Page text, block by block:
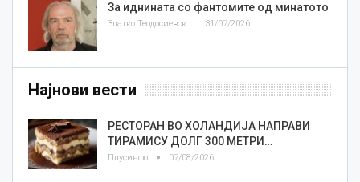
За иднината со фантомите од минатото
Златко Теодосиевски 31/07/2026
Најнови вести
РЕСТОРАН ВО ХОЛАНДИЈА НАПРАВИ
ТИРАМИСУ ДОЛГ 300 МЕТРИ…
Плусинфо 07/08/2026